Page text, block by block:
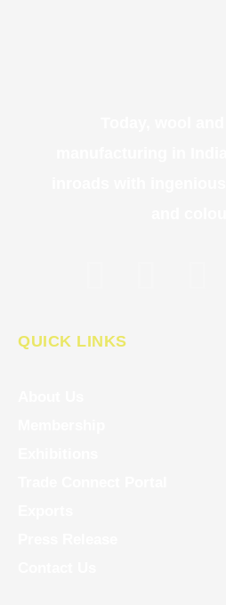
QUICK LINKS